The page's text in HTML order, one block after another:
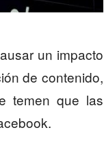
un impacto
de contenido,
temen que las